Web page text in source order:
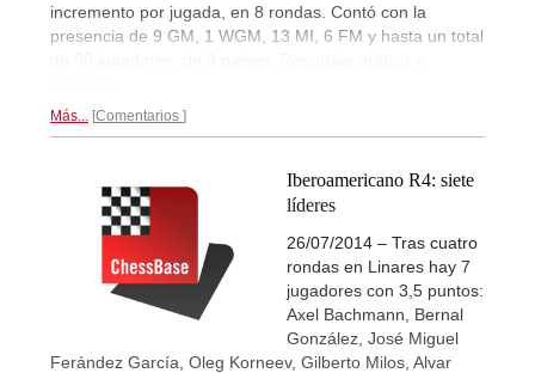
incremento por jugada, en 8 rondas. Contó con la
presencia de 9 GM, 1 WGM, 13 MI, 6 FM y hasta un total
Más... Comentarios
Iberoamericano R4: siete
líderes
26/07/2014 – Tras cuatro
rondas en Linares hay 7
jugadores con 3,5 puntos:
Axel Bachmann, Bernal
González, José Miguel
Ferández García, Oleg Korneev, Gilberto Milos, Alvar